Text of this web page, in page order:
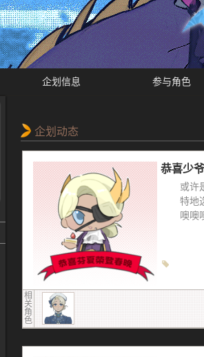
企划信息 参与角色
企划动态
恭喜少
或许
特地
噢噢
相
关
角
色